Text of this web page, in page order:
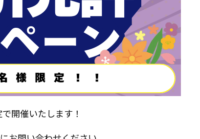
開催いたします！